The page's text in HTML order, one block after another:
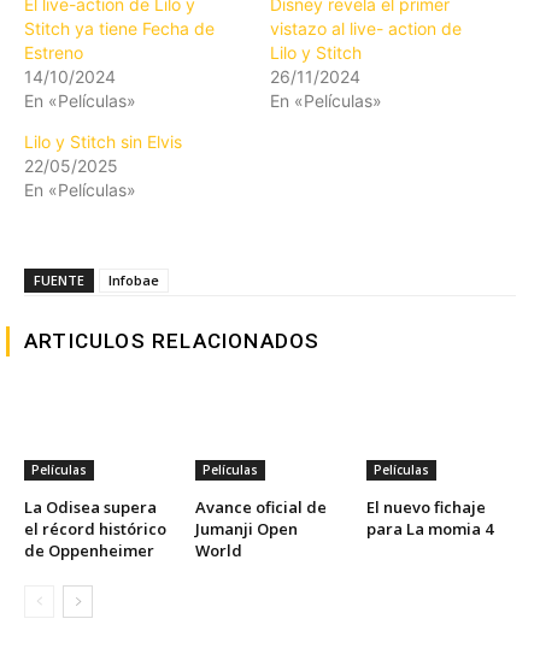
El live-action de Lilo y
Stitch ya tiene Fecha de
Estreno
14/10/2024
En «Películas»
Disney revela el primer
vistazo al live- action de
Lilo y Stitch
26/11/2024
En «Películas»
Lilo y Stitch sin Elvis
22/05/2025
En «Películas»
FUENTE Infobae
ARTICULOS RELACIONADOS
Películas
La Odisea supera
el récord histórico
de Oppenheimer
Películas
Avance oficial de
Jumanji Open
World
Películas
El nuevo fichaje
para La momia 4